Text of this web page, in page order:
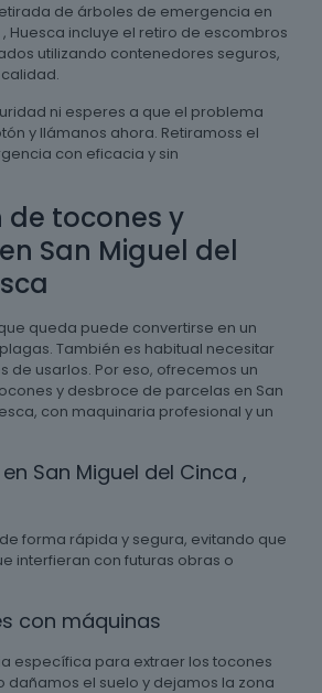
de árboles de emergencia en
Huesca incluye el retiro de escombros
utilizando contenedores seguros,
ni esperes a que el problema
y llámanos ahora. Retiramoss el
con eficacia y sin
de tocones y
San Miguel del
queda puede convertirse en un
También es habitual necesitar
de usarlos. Por eso, ofrecemos un
y desbroce de parcelas en San
con maquinaria profesional y un
San Miguel del Cinca ,
forma rápida y segura, evitando que
interfieran con futuras obras o
con máquinas
específica para extraer los tocones
dañamos el suelo y dejamos la zona